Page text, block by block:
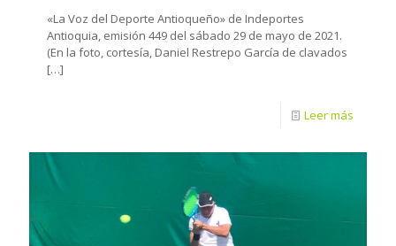
«La Voz del Deporte Antioqueño» de Indeportes
Antioquia, emisión 449 del sábado 29 de mayo de 2021.
(En la foto, cortesía, Daniel Restrepo García de clavados
[…]
Leer más